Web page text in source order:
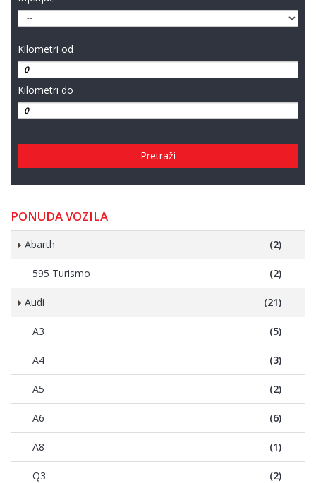
Kilometri od
Kilometri do
Pretraži
PONUDA VOZILA
Abarth (2)
595 Turismo (2)
Audi (21)
A3 (5)
A4 (3)
A5 (2)
A6 (6)
A8 (1)
Q3 (2)